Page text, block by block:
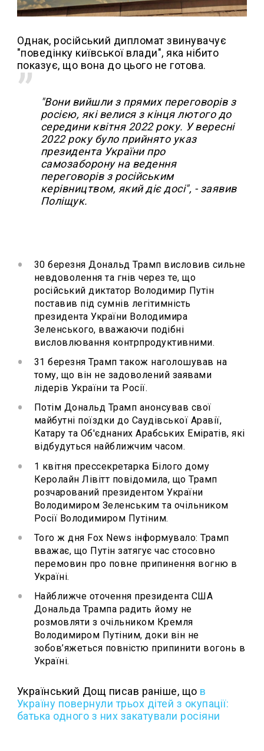
Однак, російський дипломат звинувачує
"поведінку київської влади", яка нібито
показує, що вона до цього не готова.
"Вони вийшли з прямих переговорів з
росією, які велися з кінця лютого до
середини квітня 2022 року. У вересні
2022 року було прийнято указ
президента України про
самозаборону на ведення
переговорів з російським
керівництвом, який діє досі", - заявив
Поліщук.
30 березня Дональд Трамп висловив сильне
невдоволення та гнів через те, що
російський диктатор Володимир Путін
поставив під сумнів легітимність
президента України Володимира
Зеленського, вважаючи подібні
висловлювання контрпродуктивними.
31 березня Трамп також наголошував на
тому, що він не задоволений заявами
лідерів України та Росії.
Потім Дональд Трамп анонсував свої
майбутні поїздки до Саудівської Аравії,
Катару та Об'єднаних Арабських Еміратів, які
відбудуться найближчим часом.
1 квітня прессекретарка Білого дому
Керолайн Лівітт повідомила, що Трамп
розчарований президентом України
Володимиром Зеленським та очільником
Росії Володимиром Путіним.
Того ж дня Fox News інформувало: Трамп
вважає, що Путін затягує час стосовно
перемовин про повне припинення вогню в
Україні.
Найближче оточення президента США
Дональда Трампа радить йому не
розмовляти з очільником Кремля
Володимиром Путіним, доки він не
зобов’яжеться повністю припинити вогонь в
Україні.
Український Дощ писав раніше, що в
Україну повернули трьох дітей з окупації:
батька одного з них закатували росіяни